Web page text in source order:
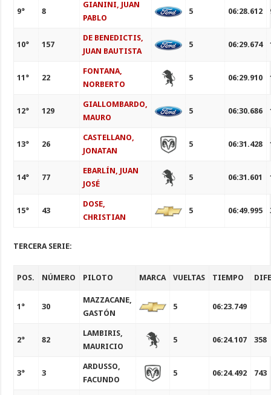
9° 8
GIANINI, JUAN
PABLO
5 06:28.612
10° 157
DE BENEDICTIS,
JUAN BAUTISTA
5 06:29.674
11° 22
FONTANA,
NORBERTO
5 06:29.910
12° 129
GIALLOMBARDO,
MAURO
5 06:30.686
13° 26
CASTELLANO,
JONATAN
5 06:31.428
14° 77
EBARLÍN, JUAN
JOSÉ
5 06:31.601
15° 43
DOSE,
CHRISTIAN
5 06:49.995
TERCERA SERIE:
POS. NÚMERO PILOTO MARCA VUELTAS TIEMPO
1° 30
MAZZACANE,
GASTÓN
5 06:23.749
2° 82
LAMBIRIS,
MAURICIO
5 06:24.107 358
3° 3
ARDUSSO,
FACUNDO
5 06:24.492 743